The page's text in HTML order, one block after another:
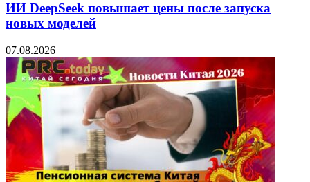
ИИ DeepSeek повышает цены после запуска
новых моделей
07.08.2026